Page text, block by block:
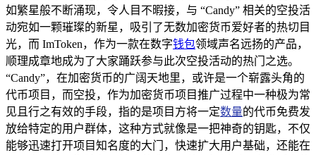
如繁星般不断涌现，令人目不暇接，与 “Candy” 相关的空投活
动宛如一颗璀璨的新星，吸引了无数加密货币爱好者的热切目
光，而 ImToken，作为一款在数字钱包领域声名远扬的产品，
顺理成章地成为了大家踊跃参与此次空投活动的热门之选。
“Candy”，在加密货币的广阔天地里，或许是一个崭露头角的
代币项目，而空投，作为加密货币项目推广过程中一种极为常
见且行之有效的手段，指的是项目方将一定数量的代币免费发
放给特定的用户群体，这种方式就像是一把神奇的钥匙，不仅
能够迅速打开项目知名度的大门，快速扩大用户基础，还能在